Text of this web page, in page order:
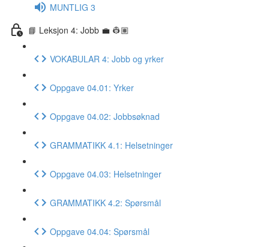
MUNTLIG 3
📘 Leksjon 4: Jobb 💼 👷🏽
VOKABULAR 4: Jobb og yrker
Oppgave 04.01: Yrker
Oppgave 04.02: Jobbsøknad
GRAMMATIKK 4.1: Helsetninger
Oppgave 04.03: Helsetninger
GRAMMATIKK 4.2: Spørsmål
Oppgave 04.04: Spørsmål